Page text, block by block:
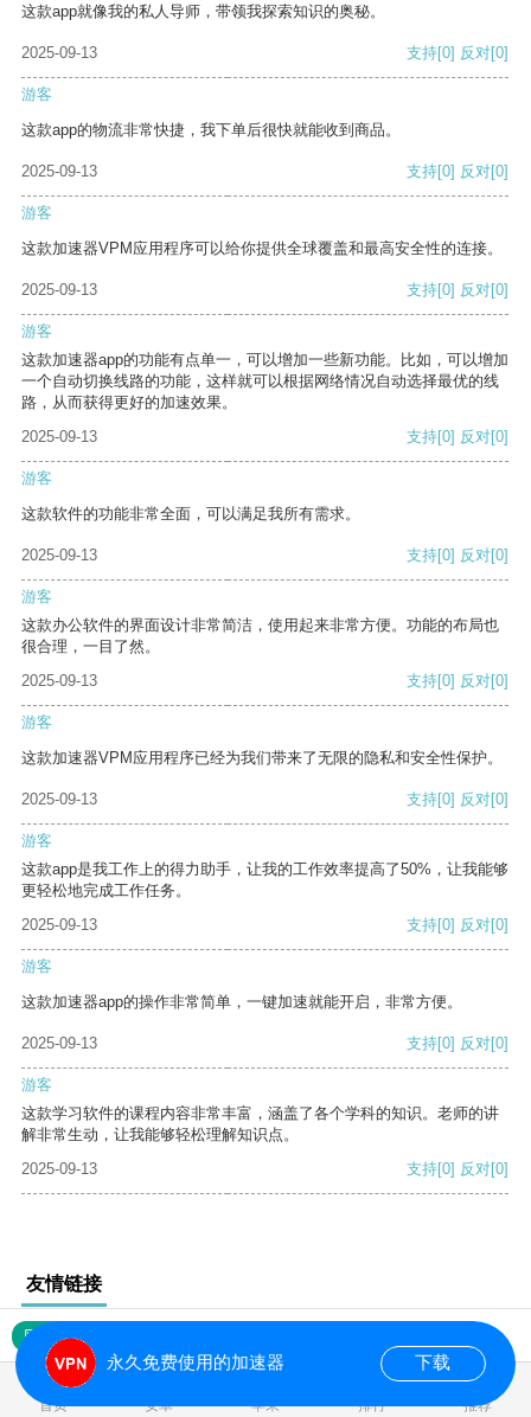
这款app就像我的私人导师，带领我探索知识的奥秘。
2025-09-13 支持[0] 反对[0]
游客
这款app的物流非常快捷，我下单后很快就能收到商品。
2025-09-13 支持[0] 反对[0]
游客
这款加速器VPM应用程序可以给你提供全球覆盖和最高安全性的连接。
2025-09-13 支持[0] 反对[0]
游客
这款加速器app的功能有点单一，可以增加一些新功能。比如，可以增加
一个自动切换线路的功能，这样就可以根据网络情况自动选择最优的线
路，从而获得更好的加速效果。
2025-09-13
支持[0] 反对[0]
游客
这款软件的功能非常全面，可以满足我所有需求。
2025-09-13 支持[0] 反对[0]
游客
这款办公软件的界面设计非常简洁，使用起来非常方便。功能的布局也
很合理，一目了然。
2025-09-13
支持[0] 反对[0]
游客
这款加速器VPM应用程序已经为我们带来了无限的隐私和安全性保护。
2025-09-13 支持[0] 反对[0]
游客
这款app是我工作上的得力助手，让我的工作效率提高了50%，让我能够
更轻松地完成工作任务。
2025-09-13
支持[0] 反对[0]
游客
这款加速器app的操作非常简单，一键加速就能开启，非常方便。
2025-09-13 支持[0] 反对[0]
游客
这款学习软件的课程内容非常丰富，涵盖了各个学科的知识。老师的讲
解非常生动，让我能够轻松理解知识点。
2025-09-13
支持[0] 反对[0]
友情链接
网站地图
首页 安卓 苹果 排行 推荐
永久免费使用的加速器 下载
0.019568s